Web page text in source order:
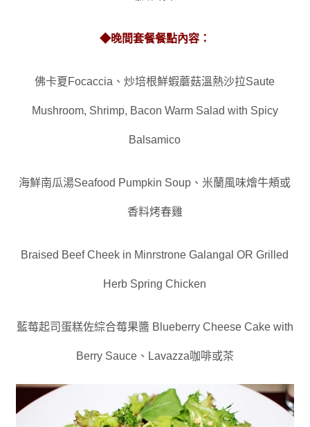
◆晚間套餐餐點內容：
佛卡夏Focaccia 、炒培根鮮蝦蘑菇溫熱沙拉Saute
Mushroom, Shrimp, Bacon Warm Salad with Spicy
Balsamico
海鮮南瓜湯Seafood Pumpkin Soup 、 米蘭風味燴牛頰或
香料烤春雞
Braised Beef Cheek in Minrstrone Galangal OR Grilled
Herb Spring Chicken
藍莓起司蛋糕佐綜合莓果醬 Blueberry Cheese Cake with
Berry Sauce、 Lavazza咖啡或茶